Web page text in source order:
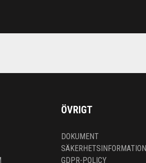
ÖVRIGT
DOKUMENT
SÄKERHETSINFORMATION
GDPR-POLICY